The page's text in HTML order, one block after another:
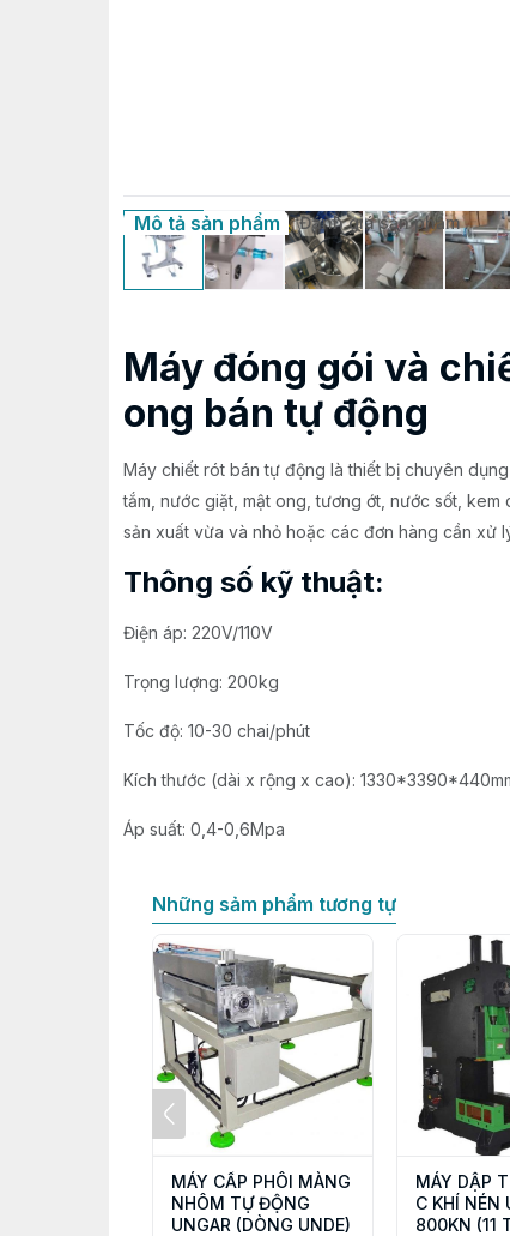
Mô tả sản phẩm Đánh giá sản phẩm
Máy đóng gói và
ong bán tự động
Máy chiết rót bán tự động là thiết bị chuyên
tắm, nước giặt, mật ong, tương ớt, nước sốt,
sản xuất vừa và nhỏ hoặc các đơn hàng cần xử
Thông số kỹ thuật:
Điện áp: 220V/110V
Trọng lượng: 200kg
Tốc độ: 10-30 chai/phút
Kích thước (dài x rộng x cao):
Áp suất: 0,4-0,6Mpa
Những sảm phẩm tương tự
MÁY CẤP PHÔI MÀNG
NHÔM TỰ ĐỘNG
UNGAR (DÒNG UNDE)
MÁY DẬP
C KHÍ NÉN
800KN (11